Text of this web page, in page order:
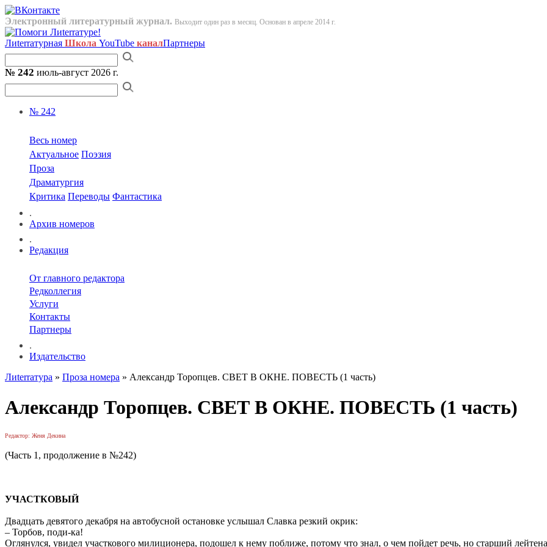
Электронный литературный журнал. Выходит один раз в месяц. Основан в апреле 2014 г.
Лиterraтурная Школа YouTube каналПартнеры
№ 242 июль-август 2026 г.
№ 242
Весь номер
Актуальное Поэзия
Проза
Драматургия
Критика Переводы Фантастика
.
Архив номеров
.
Редакция
От главного редактора
Редколлегия
Услуги
Контакты
Партнеры
.
Издательство
Лиterraтура » Проза номера » Александр Торопцев. СВЕТ В ОКНЕ. ПОВЕСТЬ (1 часть)
Александр Торопцев. СВЕТ В ОКНЕ. ПОВЕСТЬ (1 часть)
Редактор: Женя Декина
(Часть 1, продолжение в №242)
УЧАСТКОВЫЙ
Двадцать девятого декабря на автобусной остановке услышал Славка резкий окрик:
– Торбов, поди-ка!
Оглянулся, увидел участкового милиционера, подошел к нему поближе, потому что знал, о чем пойдет речь, но старший